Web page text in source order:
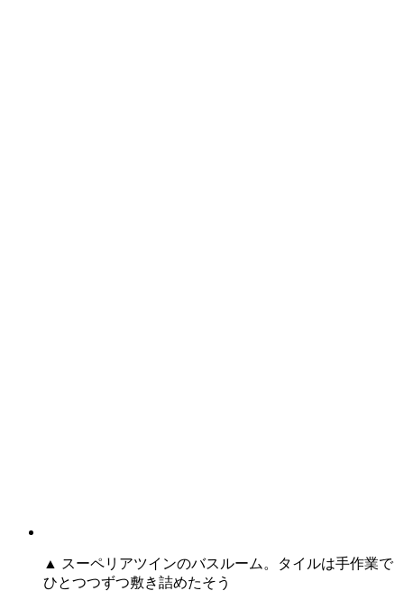
▲ スーペリアツインのバスルーム。タイルは手作業で
ひとつつずつ敷き詰めたそう